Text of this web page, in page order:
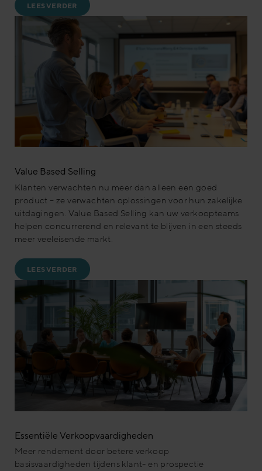
LEES VERDER
Value Based Selling
Klanten verwachten nu meer dan alleen een goed
product – ze verwachten oplossingen voor hun zakelijke
uitdagingen. Value Based Selling kan uw verkoopteams
helpen concurrerend en relevant te blijven in een steeds
meer veeleisende markt.
LEES VERDER
Essentiële Verkoopvaardigheden
Meer rendement door betere verkoop
basisvaardigheden tijdens klant- en prospectie